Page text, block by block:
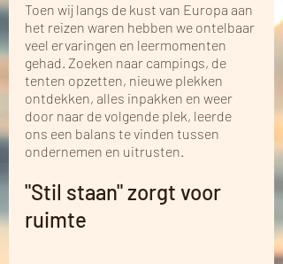
Toen wij langs de kust van Europa aan
het reizen waren hebben we ontelbaar
veel ervaringen en leermomenten
gehad. Zoeken naar campings, de
tenten opzetten, nieuwe plekken
ontdekken, alles inpakken en weer
door naar de volgende plek, leerde
ons een balans te vinden tussen
ondernemen en uitrusten.
"Stil staan" zorgt voor
ruimte